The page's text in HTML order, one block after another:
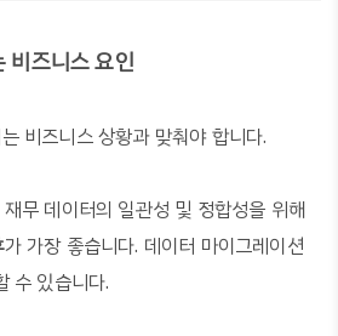
즈니스 요인
비즈니스 상황과 맞춰야 합니다.
재무 데이터의 일관성 및 정합성을 위해
가 가장 좋습니다. 데이터 마이그레이션
수 있습니다.